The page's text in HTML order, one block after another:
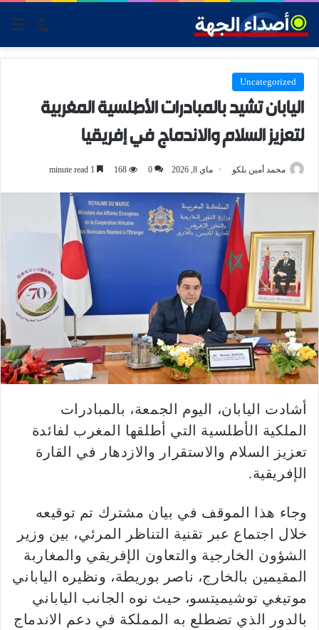
skin
Uncategorized
اليابان تشيد بالمبادرات الأطلسية المغربية
لتعزيز السلام والاندماج في إفريقيا
محمد أمين بلكو ماي 8, 2026 0
168
أشادت اليابان، اليوم الجمعة، بالمبادرات
الملكية الأطلسية التي أطلقها المغرب لفائدة
تعزيز السلام والاستقرار والازدهار في القارة
الإفريقية.
وجاء هذا الموقف في بيان مشترك تم توقيعه
خلال اجتماع عبر تقنية التناظر المرئي، بين وزير
الشؤون الخارجية والتعاون الإفريقي والمغاربة
المقيمين بالخارج، ناصر بوريطة، ونظيره الياباني
موتيغي توشيميتسو، حيث نوه الجانب الياباني
بالدور الذي تضطلع به المملكة في دعم الاندماج